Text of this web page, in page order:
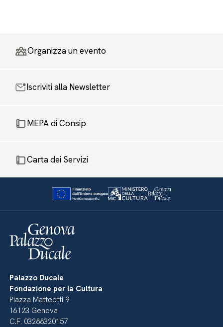
Organizza un evento
Iscriviti alla Newsletter
MEPA di Consip
Carta dei Servizi
Palazzo Ducale
Fondazione per la Cultura
Piazza Matteotti 9
16123 Genova
C.F. 03288320157